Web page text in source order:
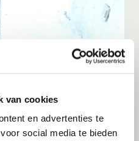
van cookies
en advertenties te
social media te bieden